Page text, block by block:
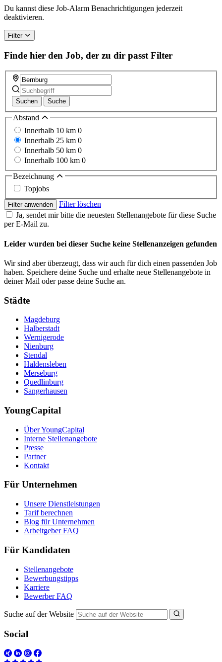
Du kannst diese Job-Alarm Benachrichtigungen jederzeit
deaktivieren.
Filter
Finde hier den Job, der zu dir passt Filter
Suchen Suche
Abstand
Innerhalb 10 km 0
Innerhalb 25 km 0
Innerhalb 50 km 0
Innerhalb 100 km 0
Bezeichnung
Topjobs
Filter anwenden
Filter löschen
Ja, sendet mir bitte die neuesten Stellenangebote für diese Suche
per E-Mail zu.
Leider wurden bei dieser Suche keine Stellenanzeigen gefunden
Wir sind aber überzeugt, dass wir auch für dich einen passenden Job
haben. Speichere deine Suche und erhalte neue Stellenangebote in
deiner Mail oder passe deine Suche an.
Städte
Magdeburg
Halberstadt
Wernigerode
Nienburg
Stendal
Haldensleben
Merseburg
Quedlinburg
Sangerhausen
YoungCapital
Über YoungCapital
Interne Stellenangebote
Presse
Partner
Kontakt
Für Unternehmen
Unsere Dienstleistungen
Tarif berechnen
Blog für Unternehmen
Arbeitgeber FAQ
Für Kandidaten
Stellenangebote
Bewerbungstipps
Karriere
Bewerber FAQ
Suche auf der Website
Social